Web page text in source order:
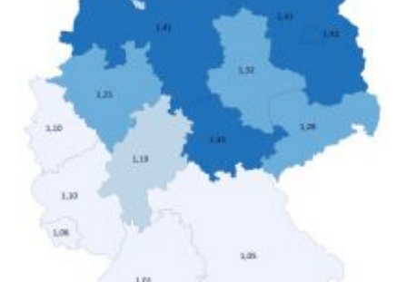
Anstieg des Mietanteils am Gesamteinkommen
hinnehmen mussten, nahm die Belastung bei
Menschen mit…